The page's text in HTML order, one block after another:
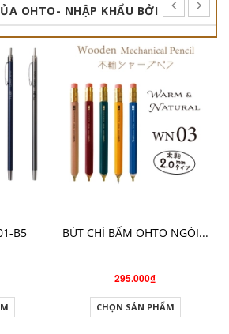
OHTO- NHẬP KHẨU BỞI
B5 BÚT CHÌ BẤM OHTO NGÒI...
295.000₫
CHỌN SẢN PHẨM